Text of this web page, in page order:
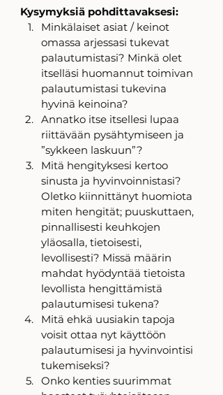
Kysymyksiä pohdittavaksesi:
Minkälaiset asiat / keinot
omassa arjessasi tukevat
palautumistasi? Minkä olet
itselläsi huomannut toimivan
palautumistasi tukevina
hyvinä keinoina?
Annatko itse itsellesi lupaa
riittävään pysähtymiseen ja
”sykkeen laskuun”?
Mitä hengityksesi kertoo
sinusta ja hyvinvoinnistasi?
Oletko kiinnittänyt huomiota
miten hengität; puuskuttaen,
pinnallisesti keuhkojen
yläosalla, tietoisesti,
levollisesti? Missä määrin
mahdat hyödyntää tietoista
levollista hengittämistä
palautumisesi tukena?
Mitä ehkä uusiakin tapoja
voisit ottaa nyt käyttöön
palautumisesi ja hyvinvointisi
tukemiseksi?
Onko kenties suurimmat